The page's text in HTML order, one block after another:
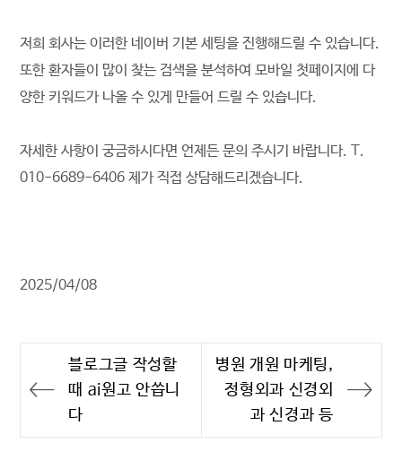
저희 회사는 이러한 네이버 기본 세팅을 진행해드릴 수 있습니다.
또한 환자들이 많이 찾는 검색을 분석하여 모바일 첫페이지에 다
양한 키워드가 나올 수 있게 만들어 드릴 수 있습니다.
자세한 사항이 궁금하시다면 언제든 문의 주시기 바랍니다. T.
010-6689-6406 제가 직접 상담해드리겠습니다.
2025/04/08
탐
블로그글 작성할
때 ai원고 안씁니
다
병원 개원 마케팅,
정형외과 신경외
과 신경과 등